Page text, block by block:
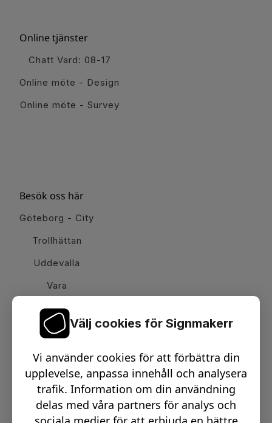
Online tjänster
Chatt Vard: 08-17
Online möte - Design
Online möte - Survey
Besök oss här
Göteborg - City
Trollhättan
Uddevalla
Vara
Email:info@signmakerr.se
PSST, HÄNG MED PÅ VÅR RESA!
Välj cookies för Signmakerr
Vi använder cookies för att förbättra din
upplevelse, anpassa innehåll och analysera
trafik. Information om din användning
delas med våra partners för analys och